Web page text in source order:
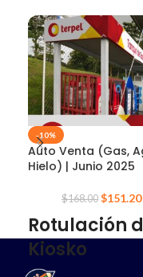
-10%
Auto Venta (Gas,
Hielo) | Junio 2025
$168.00 $151.20
Rotulación
Kiosko